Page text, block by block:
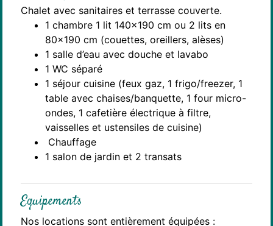
Chalet avec sanitaires et terrasse couverte.
1 chambre 1 lit 140x190 cm ou 2 lits en
80x190 cm (couettes, oreillers, alèses)
1 salle d’eau avec douche et lavabo
1 WC séparé
1 séjour cuisine (feux gaz, 1 frigo/freezer, 1
table avec chaises/banquette, 1 four micro-
ondes, 1 cafetière électrique à filtre,
vaisselles et ustensiles de cuisine)
Chauffage
1 salon de jardin et 2 transats
Equipements
Nos locations sont entièrement équipées :